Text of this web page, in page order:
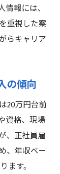
報には、
重視した案
らキャリア
の傾向
20万円台前
資格、現場
、正社員雇
、年収ベー
ます。